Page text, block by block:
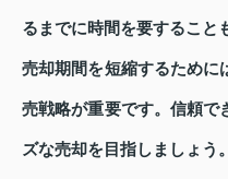
るまでに時間を要すること
売却期間を短縮するために
売戦略が重要です。信頼で
ズな売却を目指しましょう。